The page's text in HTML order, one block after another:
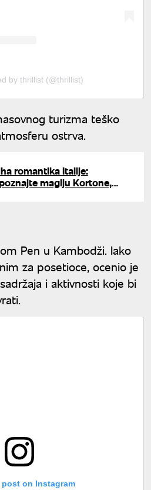
by thrillist (@thrillist)
turizma teško
ostrva.
romantika Italije:
magiju Kortone,
Pen u Kambodži. Iako
za posetioce, ocenio je
i aktivnosti koje bi
on Instagram